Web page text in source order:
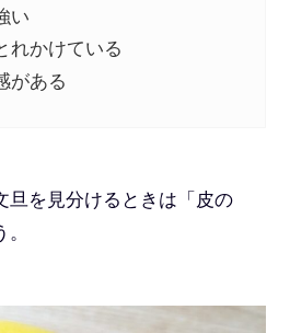
い
れかけている
がある
旦を見分けるときは「皮の